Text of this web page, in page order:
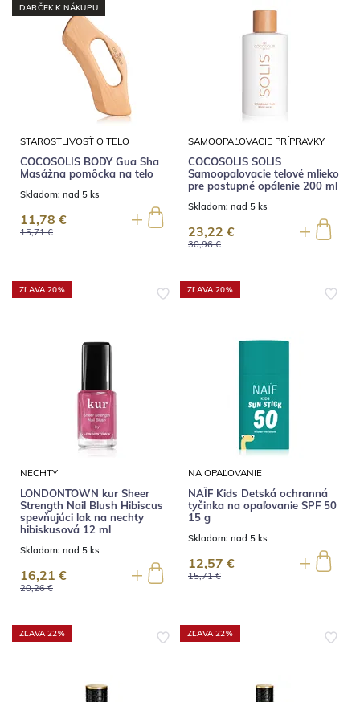
DARČEK K NÁKUPU
STAROSTLIVOSŤ O TELO
COCOSOLIS BODY Gua Sha
Masážna pomôcka na telo
Skladom: nad 5 ks
15,71 €
11,78 €
SAMOOPAĽOVACIE PRÍPRAVKY
COCOSOLIS SOLIS
Samoopaľovacie telové mlieko
pre postupné opálenie 200 ml
Skladom: nad 5 ks
30,96 €
23,22 €
ZĽAVA 20%
NECHTY
LONDONTOWN kur Sheer
Strength Nail Blush Hibiscus
spevňujúci lak na nechty
hibiskusová 12 ml
Skladom: nad 5 ks
20,26 €
16,21 €
ZĽAVA 20%
NA OPAĽOVANIE
NAÏF Kids Detská ochranná
tyčinka na opaľovanie SPF 50
15 g
Skladom: nad 5 ks
15,71 €
12,57 €
ZĽAVA 22% ZĽAVA 22%